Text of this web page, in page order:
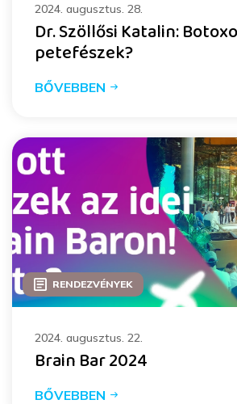
2024. augusztus. 28.
Dr. Szöllősi Katalin:
petefészek?
BŐVEBBEN
RENDEZVÉNYEK
2024. augusztus. 22.
Brain Bar 2024
BŐVEBBEN